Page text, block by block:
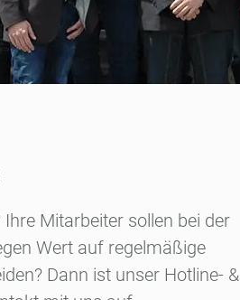
Mitarbeiter sollen bei der
Wert auf regelmäßige
Dann ist unser Hotline- &